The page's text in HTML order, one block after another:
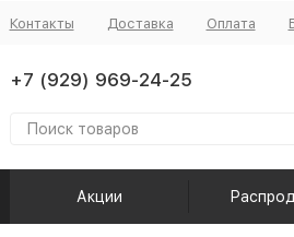
Контакты Доставка Оплата
+7 (929) 969-24-25
Акции